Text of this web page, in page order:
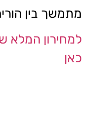
מתמשך בין
למחירון המלא
כאן